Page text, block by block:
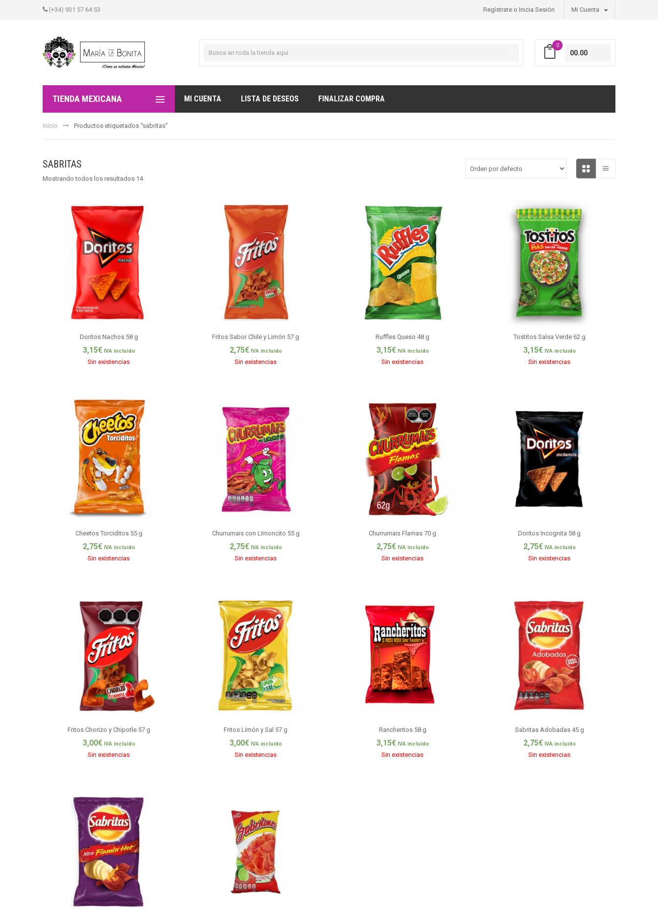
(+34) 931 57 64 53 Regístrate o Inicia Sesión Mi Cuenta
0
00.00
TIENDA MEXICANA MI CUENTA LISTA DE DESEOS FINALIZAR COMPRA
Inicio Productos etiquetados “sabritas”
SABRITAS
Mostrando todos los resultados 14
Doritos Nachos 58 g
3,15€ IVA incluido
Sin existencias
Fritos Sabor Chile y Limón 57 g
2,75€ IVA incluido
Sin existencias
Ruffles Queso 48 g
3,15€ IVA incluido
Sin existencias
Tostitos Salsa Verde 62 g
3,15€ IVA incluido
Sin existencias
Cheetos Torciditos 55 g
2,75€ IVA incluido
Sin existencias
Churrumais con Limoncito 55 g
2,75€ IVA incluido
Sin existencias
Churrumais Flamas 70 g
2,75€ IVA incluido
Sin existencias
Doritos Incognita 58 g
2,75€ IVA incluido
Sin existencias
Fritos Chorizo y Chipotle 57 g
3,00€ IVA incluido
Sin existencias
Fritos Limón y Sal 57 g
3,00€ IVA incluido
Sin existencias
Rancheritos 58 g
3,15€ IVA incluido
Sin existencias
Sabritas Adobadas 45 g
2,75€ IVA incluido
Sin existencias